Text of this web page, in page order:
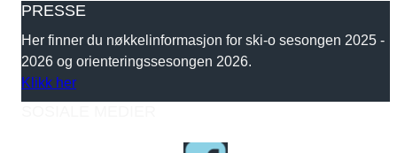
PRESSE
Her finner du nøkkelinformasjon for ski-o sesongen 2025 -
2026 og orienteringssesongen 2026.
Klikk her